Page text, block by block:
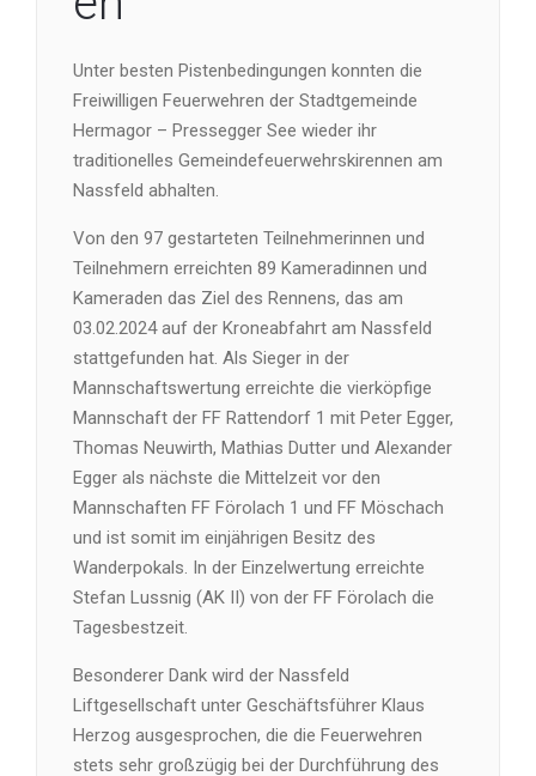
Unter besten Pistenbedingungen konnten die
Freiwilligen Feuerwehren der Stadtgemeinde
Hermagor – Pressegger See wieder ihr
traditionelles Gemeindefeuerwehrskirennen am
Nassfeld abhalten.
Von den 97 gestarteten Teilnehmerinnen und
Teilnehmern erreichten 89 Kameradinnen und
Kameraden das Ziel des Rennens, das am
03.02.2024 auf der Kroneabfahrt am Nassfeld
stattgefunden hat. Als Sieger in der
Mannschaftswertung erreichte die vierköpfige
Mannschaft der FF Rattendorf 1 mit Peter Egger,
Thomas Neuwirth, Mathias Dutter und Alexander
Egger als nächste die Mittelzeit vor den
Mannschaften FF Förolach 1 und FF Möschach
und ist somit im einjährigen Besitz des
Wanderpokals. In der Einzelwertung erreichte
Stefan Lussnig (AK II) von der FF Förolach die
Tagesbestzeit.
Besonderer Dank wird der Nassfeld
Liftgesellschaft unter Geschäftsführer Klaus
Herzog ausgesprochen, die die Feuerwehren
stets sehr großzügig bei der Durchführung des